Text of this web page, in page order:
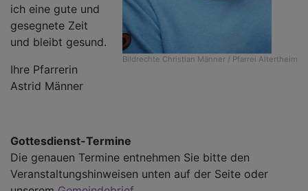
Bildrechte Christian Männer / Pfarrei Altertheim
ich eine gute und
gesegnete Zeit
und bleibt gesund.
Ihre Pfarrerin
Astrid Männer
Gottesdienst-Termine
Die genauen Termine entnehmen Sie bitte den
Veranstaltungshinweisen unten auf der Seite oder